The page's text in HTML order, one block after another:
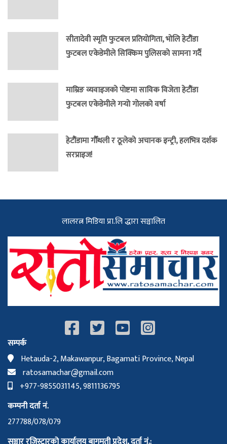
सीतादेवी स्मृति फुटबल प्रतियोगिता, भोलि हेटौंडा
फुटबल एकेडेमीले सिक्किम पुलिसको सामना गर्दै
माम्रिङ व्यवाइजको पोष्टमा साविक विजेता हेटौंडा
फुटबल एकेडेमीले गर्‍यो गोलको वर्षा
हेटौंडामा गौँथली र ठूलेको अचानक इन्ट्री, हलभित्र दर्शक
सरप्राइज!
लालरत्न मिडिया प्रा.लि द्धारा सञ्चालित
सम्पर्क
Hetauda-2, Makawanpur, Bagamati Province, Nepal
ratosamachar@gmail.com
+977-9855031145, 9811136795
कम्पनी दर्ता नं.
277788/078/079